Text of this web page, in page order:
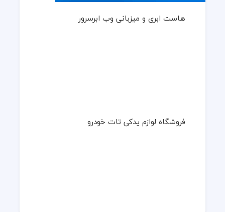
هاست ابری و میزبانی وب ابرسرور
فروشگاه لوازم یدکی تات خودرو